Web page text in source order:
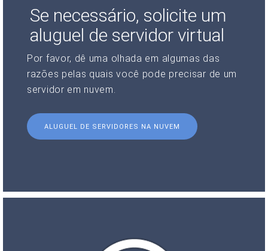
Se necessário, solicite um
aluguel de servidor virtual
Por favor, dê uma olhada em algumas das
razões pelas quais você pode precisar de um
servidor em nuvem.
ALUGUEL DE SERVIDORES NA NUVEM